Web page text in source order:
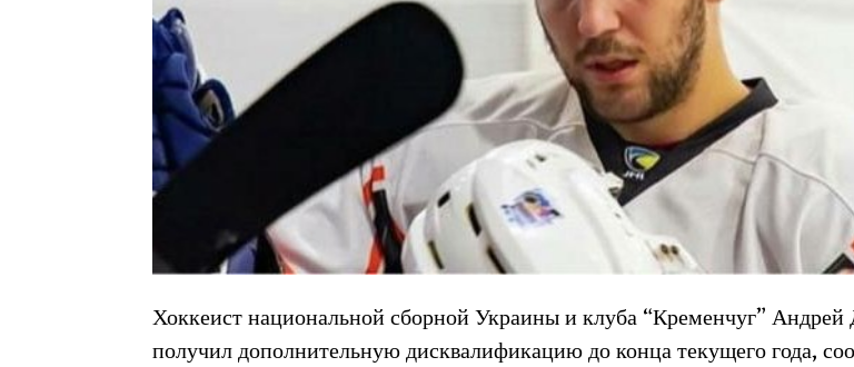
Хоккеист национальной сборной Украины и клуба “Кременчуг” Андрей
получил дополнительную дисквалификацию до конца текущего года,